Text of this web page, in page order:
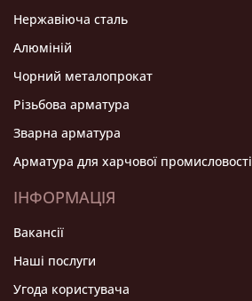
Нержавіюча сталь
Алюміній
Чорний металопрокат
Різьбова арматура
Зварна арматура
Арматура для харчової промисловості
ІНФОРМАЦІЯ
Вакансії
Нашi послуги
Угода користувача